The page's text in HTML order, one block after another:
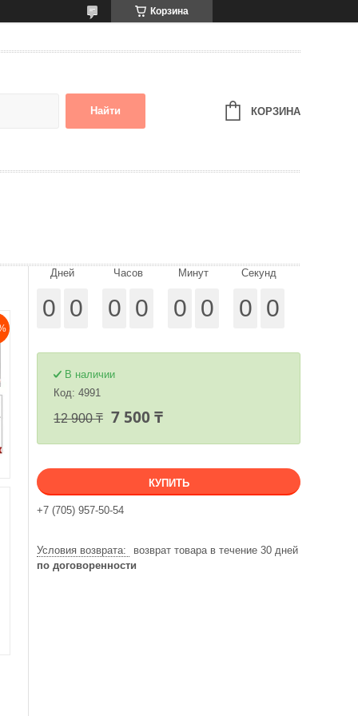
Корзина
Найти КОРЗИНА
Дней
0 0
Часов
0 0
Минут
0 0
Секунд
0 0
В наличии
Код: 4991
12 900 ₸ 7 500 ₸
КУПИТЬ
+7 (705) 957-50-54
возврат товара в течение 30 дней
по договоренности